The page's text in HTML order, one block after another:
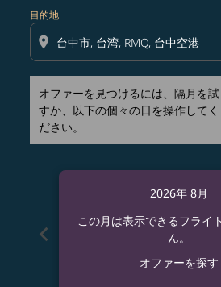
目的地
location_on
オファーを見つけるには、隔月を試
すか、以下の個々の日を操作してく
ださい。
chevron_left
2026年 8月
この月は表示できるフライ
ん。
オファーを探す